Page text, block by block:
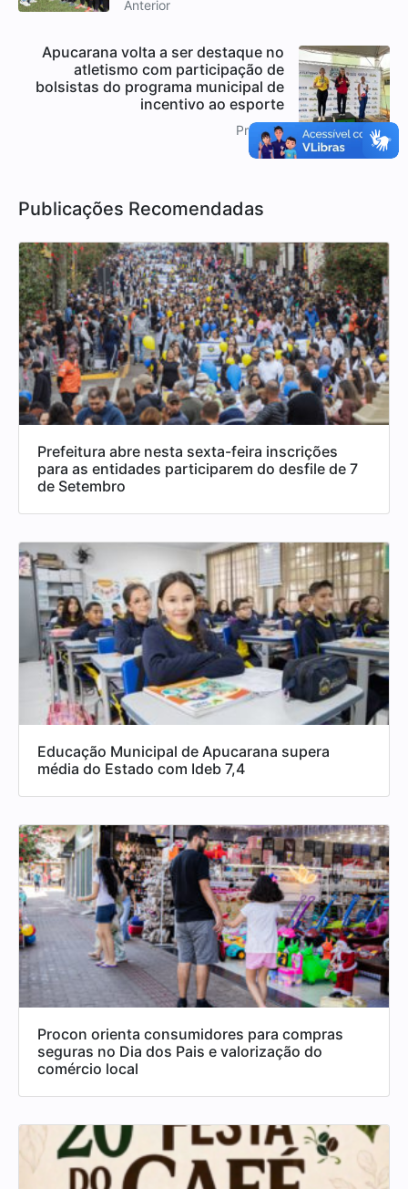
Anterior
Apucarana volta a ser destaque no
atletismo com participação de
bolsistas do programa municipal de
incentivo ao esporte
Próximo
Publicações Recomendadas
Prefeitura abre nesta sexta-feira inscrições
para as entidades participarem do desfile de 7
de Setembro
Educação Municipal de Apucarana supera
média do Estado com Ideb 7,4
Procon orienta consumidores para compras
seguras no Dia dos Pais e valorização do
comércio local